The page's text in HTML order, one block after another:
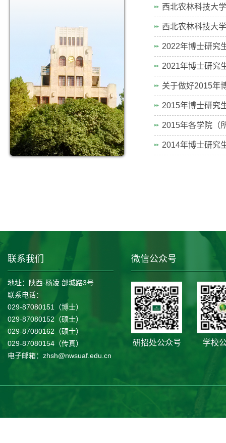
西北农林科技大
西北农林科技大
2022年博士研究
2021年博士研究
关于做好2015年
2015年博士研究
2015年各学院（
2014年博士研究
联系我们
地址：陕西·杨凌.邰城路3号
联系电话：
029-87080151（博士）
029-87080152（硕士）
029-87080162（硕士）
029-87080154（传真）
电子邮箱：zhsh@nwsuaf.edu.cn
微信公众号
研招处公众号 学校